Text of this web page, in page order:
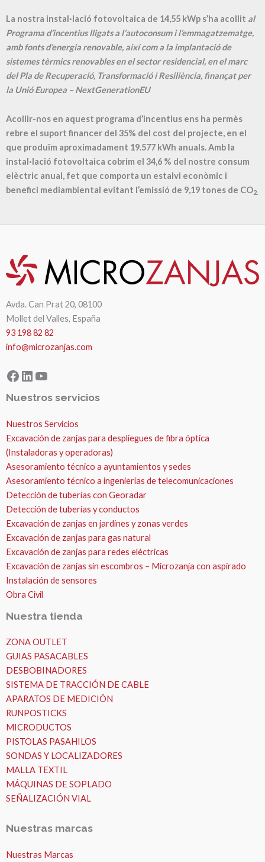
La nostra instal·lació fotovoltaica de 14,55 kWp s’ha acollit al
Programa d’incentius lligats a l’autoconsum i l’emmagatzematge,
amb fonts d’energia renovable, així com a la implantació de
sistemes tèrmics renovables en el sector residencial, en el marc
del Pla de Recuperació, Transformació i Resiliència, finançat per
la Unió Europea – NextGenerationEU
Acollir-nos en aquest programa d’incentius ens ha permès
rebre el suport financer del 35% del cost del projecte, en el
que produïm aproximadament 19.577 kWh anuals. Amb la
instal·lació fotovoltaica cobrim el 34,6 % del nostre consum
elèctric anual, fet que comporta un estalvi econòmic i
benefici mediambiental evitant l’emissió de 9,19 tones de CO2.
Avda. Can Prat 20, 08100
Mollet del Valles, España
93 198 82 82
info@microzanjas.com
Facebook
LinkedIn
YouTube
Nuestros servicios
Nuestros Servicios
Excavación de zanjas para despliegues de fibra óptica
(Instaladoras y operadoras)
Asesoramiento técnico a ayuntamientos y sedes
Asesoramiento técnico a ingenierías de telecomunicaciones
Detección de tuberías con Georadar
Detección de tuberías y conductos
Excavación de zanjas en jardines y zonas verdes
Excavación de zanjas para gas natural
Excavación de zanjas para redes eléctricas
Excavación de zanjas sin escombros – Microzanja con aspirado
Instalación de sensores
Obra Civil
Nuestra tienda
ZONA OUTLET
GUIAS PASACABLES
DESBOBINADORES
SISTEMA DE TRACCIÓN DE CABLE
APARATOS DE MEDICIÓN
RUNPOSTICKS
MICRODUCTOS
PISTOLAS PASAHILOS
SONDAS Y LOCALIZADORES
MALLA TEXTIL
MÁQUINAS DE SOPLADO
SEÑALIZACIÓN VIAL
Nuestras marcas
Nuestras Marcas